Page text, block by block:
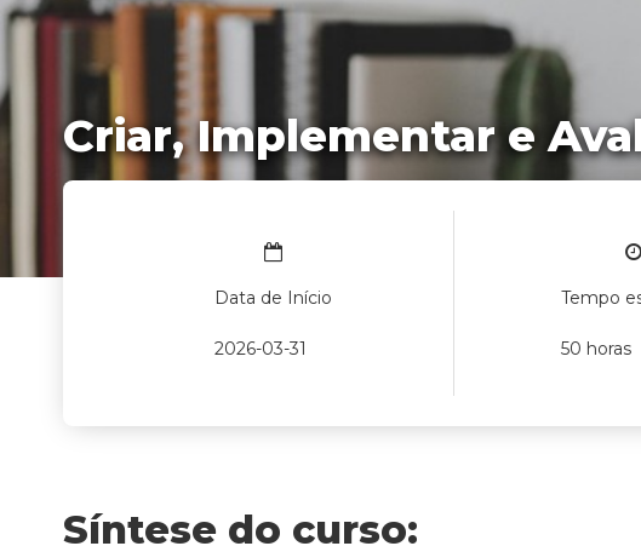
Criar, Implementar e
Regime b-learning
Data de Início
2026-03-31
Tempo
50 horas
Síntese do curso: